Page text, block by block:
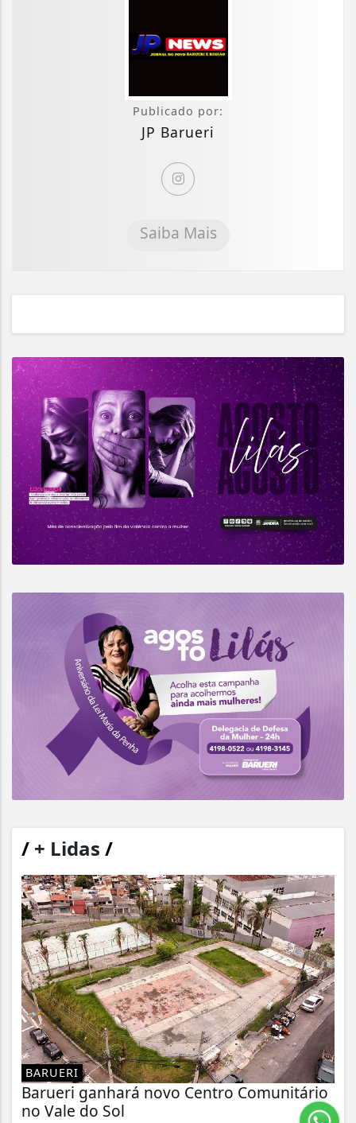
Publicado por:
JP Barueri
Saiba Mais
/ + Lidas /
BARUERI
Barueri ganhará novo Centro Comunitário
no Vale do Sol